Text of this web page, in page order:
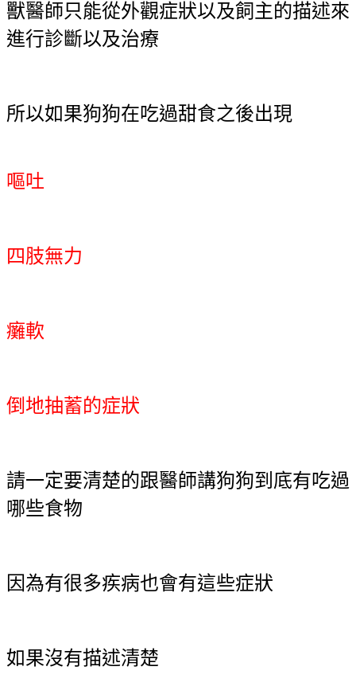
獸醫師只能從外觀症狀以及飼主的描述來
進行診斷以及治療
所以如果狗狗在吃過甜食之後出現
嘔吐
四肢無力
癱軟
倒地抽蓄的症狀
請一定要清楚的跟醫師講狗狗到底有吃過
哪些食物
因為有很多疾病也會有這些症狀
如果沒有描述清楚